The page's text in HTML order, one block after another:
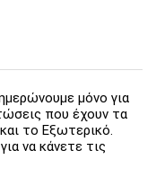
μόνο για
που έχουν τα
το Εξωτερικό.
να κάνετε τις